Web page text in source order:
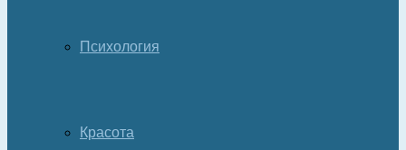
Психология
Красота